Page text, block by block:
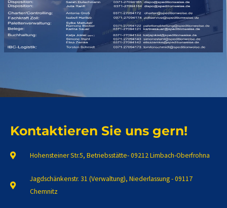
Kontaktieren Sie uns gern!
Hohensteiner Str.5, Betriebsstätte- 09212 Limbach-Oberfrohna
Jagdschänkenstr. 31 (Verwaltung), Niederlassung - 09117
Chemnitz